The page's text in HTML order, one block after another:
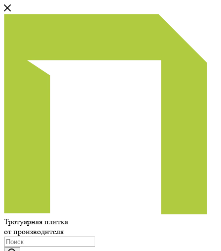
Тротуарная плитка
от производителя